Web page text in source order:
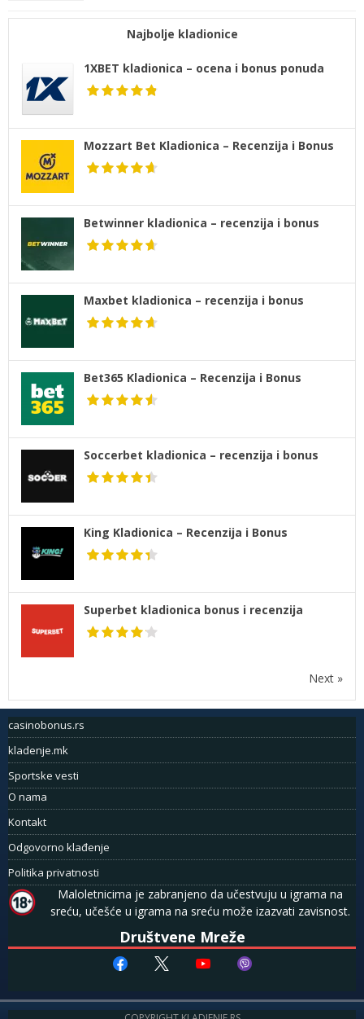
Najbolje kladionice
1XBET kladionica – ocena i bonus ponuda
Mozzart Bet Kladionica – Recenzija i Bonus
Betwinner kladionica – recenzija i bonus
Maxbet kladionica – recenzija i bonus
Bet365 Kladionica – Recenzija i Bonus
Soccerbet kladionica – recenzija i bonus
King Kladionica – Recenzija i Bonus
Superbet kladionica bonus i recenzija
Next »
casinobonus.rs
kladenje.mk
Sportske vesti
O nama
Kontakt
Odgovorno klađenje
Politika privatnosti
Maloletnicima je zabranjeno da učestvuju u igrama na
sreću, učešće u igrama na sreću može izazvati zavisnost.
Društvene Mreže